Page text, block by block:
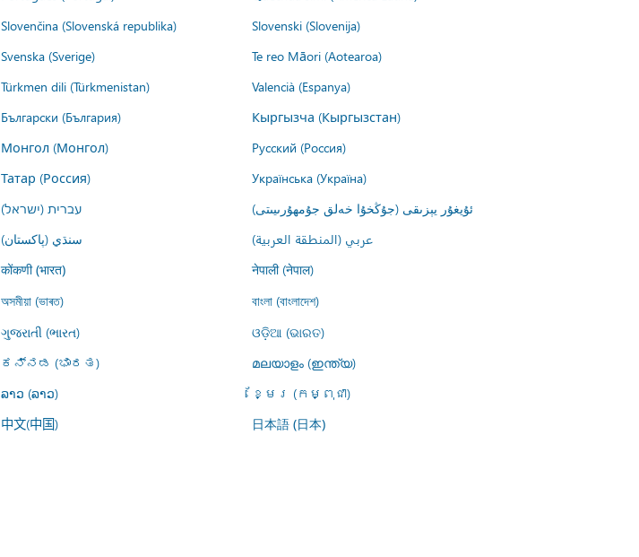
Slovenčina (Slovenská republika)
Slovenski (Slovenija)
Svenska (Sverige)
Te reo Māori (Aotearoa)
Türkmen dili (Türkmenistan)
Valencià (Espanya)
Български (България)
Кыргызча (Кыргызстан)
Монгол (Монгол)
Русский (Россия)
Татар (Россия)
Українська (Україна)
עברית (ישראל)
ئۇيغۇر يېزىقى (جۇڭخۇا خەلق جۇمھۇرىيىتى)
سنڌي (پاکستان)
عربي (المنطقة العربية)
कोंकणी (भारत)
नेपाली (नेपाल)
অসমীয়া (ভাৰত)
বাংলা (বাংলাদেশ)
ગુજરાતી (ભારત)
ଓଡ଼ିଆ (ଭାରତ)
ಕನ್ನಡ (ಭಾರತ)
മലയാളം (ഇന്ത്യ)
ລາວ (ລາວ)
ខ្មែរ (កម្ពុជា)
中文(中国) 日本語 (日本)